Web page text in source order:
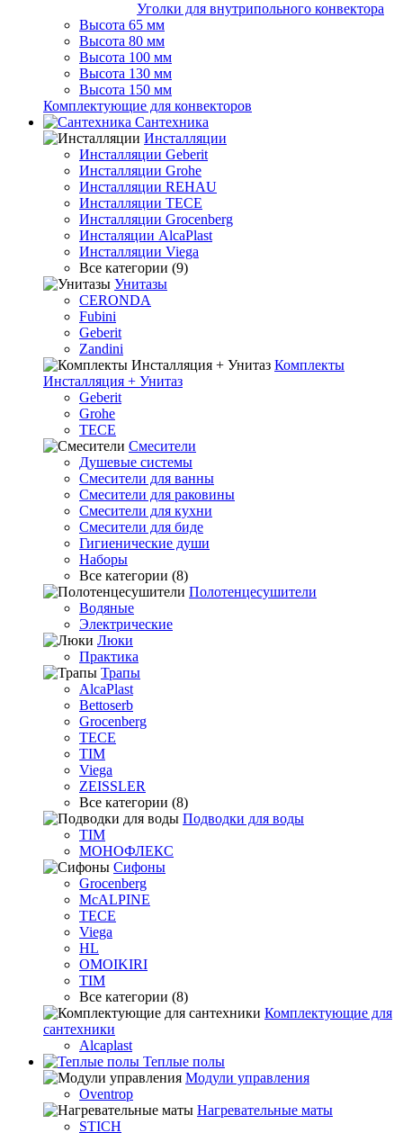
Уголки для внутрипольного конвектора
Высота 65 мм
Высота 80 мм
Высота 100 мм
Высота 130 мм
Высота 150 мм
Комплектующие для конвекторов
Сантехника
Инсталляции
Инсталляции Geberit
Инсталляции Grohe
Инсталляции REHAU
Инсталляции TECE
Инсталляции Grocenberg
Инсталяции AlcaPlast
Инсталляции Viega
Все категории (9)
Унитазы
CERONDA
Fubini
Geberit
Zandini
Комплекты
Инсталляция + Унитаз
Geberit
Grohe
TECE
Смесители
Душевые системы
Смесители для ванны
Смесители для раковины
Смесители для кухни
Смесители для биде
Гигиенические души
Наборы
Все категории (8)
Полотенцесушители
Водяные
Электрические
Люки
Практика
Трапы
AlcaPlast
Bettoserb
Grocenberg
TECE
TIM
Viega
ZEISSLER
Все категории (8)
Подводки для воды
TIM
МОНОФЛЕКС
Сифоны
Grocenberg
McALPINE
TECE
Viega
HL
OMOIKIRI
TIM
Все категории (8)
Комплектующие для
сантехники
Alcaplast
Теплые полы
Модули управления
Oventrop
Нагревательные маты
STICH